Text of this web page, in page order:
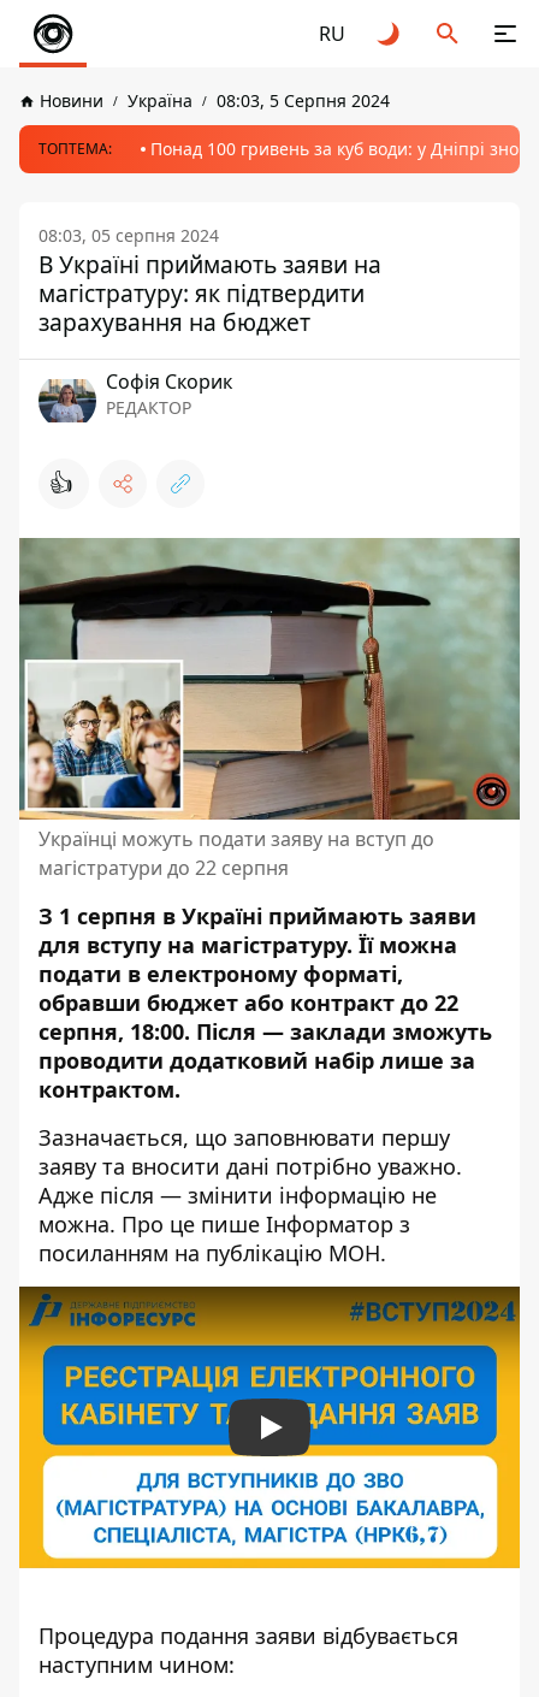
RU
Новини Україна 08:03, 5 Серпня 2024
ТОПТЕМА: Понад 100 гривень за куб води: у Дніпрі
08:03, 05 серпня 2024
В Україні приймають заяви на
магістратуру: як підтвердити
зарахування на бюджет
Софія Скорик
РЕДАКТОР
👍
Українці можуть подати заяву на вступ до
магістратури до 22 серпня
З 1 серпня в Україні приймають заяви
для вступу на магістратуру. Її можна
подати в електроному форматі,
обравши бюджет або контракт до 22
серпня, 18:00. Після — заклади зможуть
проводити додатковий набір лише за
контрактом.
Зазначається, що заповнювати першу
заяву та вносити дані потрібно уважно.
Адже після — змінити інформацію не
можна. Про це пише Інформатор з
посиланням на публікацію МОН.
Play
Процедура подання заяви відбувається
наступним чином: